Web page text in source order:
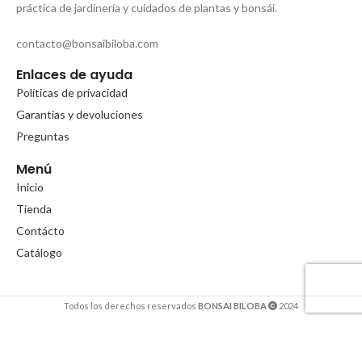
práctica de jardinería y cuidados de plantas y bonsái.
contacto@bonsaibiloba.com
Enlaces de ayuda
Políticas de privacidad
Garantias y devoluciones
Preguntas
Menú
Inicio
Tienda
Contácto
Catálogo
Todos los derechos reservados BONSAI BILOBA 2024